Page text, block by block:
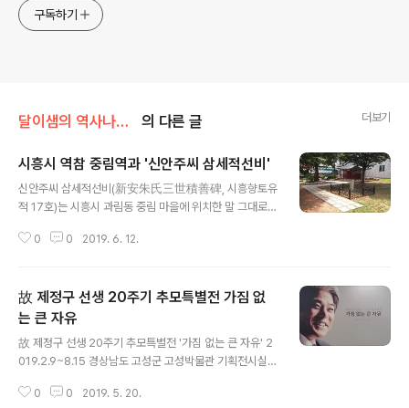
구독하기
달이샘의 역사나들이(답사) 의 다른 글 더보기
시흥시 역참 중림역과 '신안주씨 삼세적선비'
신안주씨 삼세적선비(新安朱氏三世積善碑, 시흥향토유
적 17호)는 시흥시 과림동 중림 마을에 위치한 말 그대로
비석이 위치한 중림(重林)은 시흥시에서도 유서 깊은 마을
선 시대 인천부 등을 연결하던 중요한 역로였던 중림도의
중심 역인 중림역이 위치하였다. 그래서인지 중림마을에는
신안 주씨 외에도 청주 한씨, 여흥 민씨 등 유력 가문의 오
랜 세거 마을이다. 재밌는 것은 조선 말기 달성 서씨가 경기
감사를 할 때 그의 선대 묘를 이곳에 쓰기 위해 역사를 시흥
발시(금천구 시흥동)로 옮겨, 그 후부터 마을이 쇠하기 시
0 0 2019. 6. 12.
故 제정구 선생 20주기 추모특별전 가짐 없
는 큰 자유
故 제정구 선생 20주기 추모특별전 '가짐 없는 큰 자유' 2
019.2.9~8.15 경상남도 고성군 고성박물관 기획전시실
대가면 척정리 자실마을에서 나고 자랐다. 어린 시절을 빼
0 0 2019. 5. 20.